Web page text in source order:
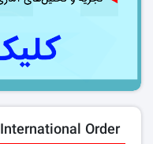
International Order